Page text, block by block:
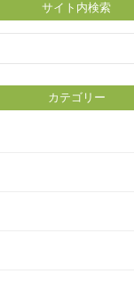
サイト内検索
カテゴリー